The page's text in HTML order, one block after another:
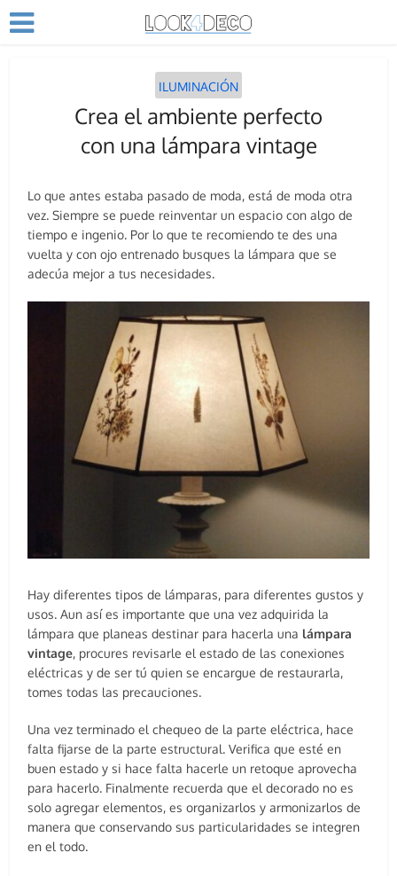
ILUMINACIÓN
Crea el ambiente perfecto
con una lámpara vintage
Lo que antes estaba pasado de moda, está de moda otra
vez. Siempre se puede reinventar un espacio con algo de
tiempo e ingenio. Por lo que te recomiendo te des una
vuelta y con ojo entrenado busques la lámpara que se
adecúa mejor a tus necesidades.
Hay diferentes tipos de lámparas, para diferentes gustos y
usos. Aun así es importante que una vez adquirida la
lámpara que planeas destinar para hacerla una lámpara
vintage, procures revisarle el estado de las conexiones
eléctricas y de ser tú quien se encargue de restaurarla,
tomes todas las precauciones.
Una vez terminado el chequeo de la parte eléctrica, hace
falta fijarse de la parte estructural. Verifica que esté en
buen estado y si hace falta hacerle un retoque aprovecha
para hacerlo. Finalmente recuerda que el decorado no es
solo agregar elementos, es organizarlos y armonizarlos de
manera que conservando sus particularidades se integren
en el todo.